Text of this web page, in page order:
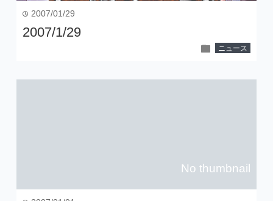
time 2007/01/29
2007/1/29
folder ニュース
No thumbnail